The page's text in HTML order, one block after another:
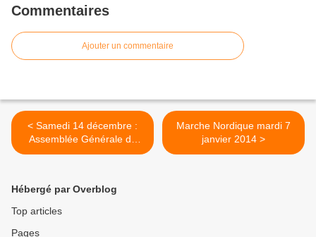
Commentaires
Ajouter un commentaire
< Samedi 14 décembre :
Assemblée Générale du
Comité départemental
Marche Nordique mardi 7
janvier 2014 >
Hébergé par Overblog
Top articles
Pages